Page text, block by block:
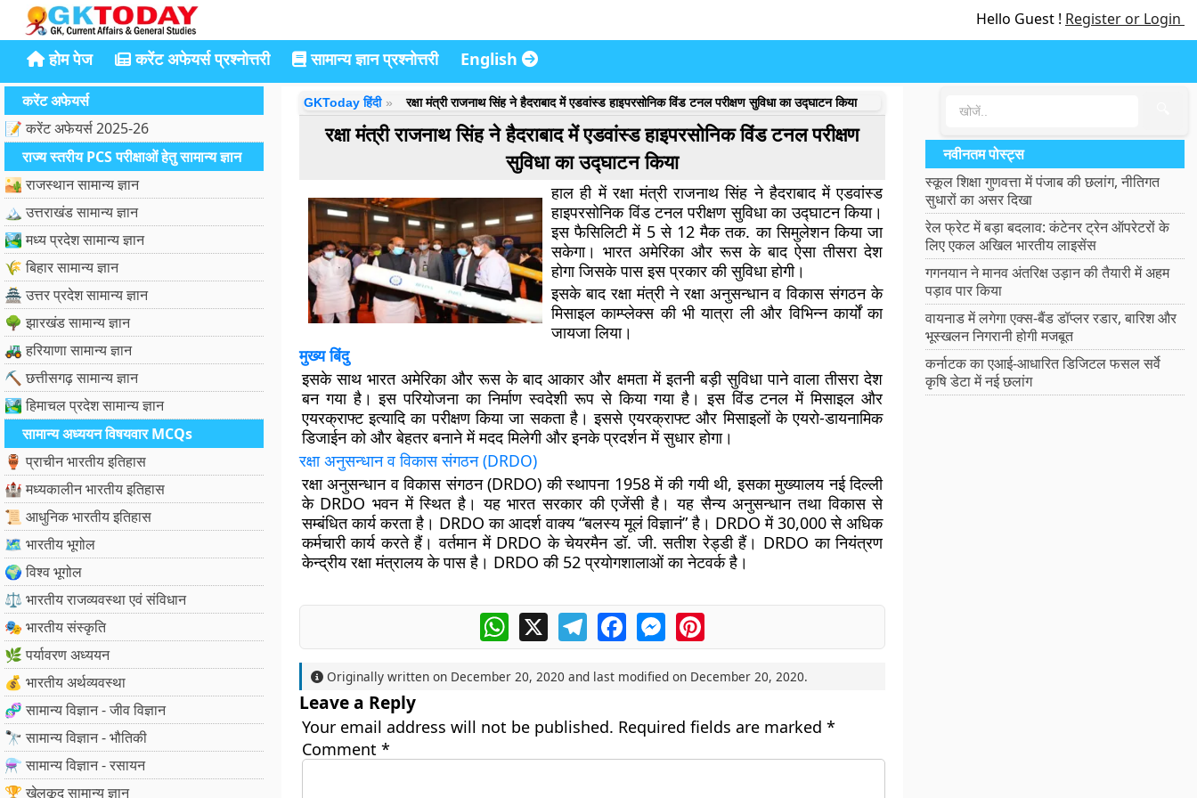
Hello Guest ! Register or Login
होम पेज करेंट अफेयर्स प्रश्नोत्तरी सामान्य ज्ञान प्रश्नोत्तरी English
करेंट अफेयर्स
📝 करेंट अफेयर्स 2025-26
राज्य स्तरीय PCS परीक्षाओं हेतु सामान्य ज्ञान
🏜️ राजस्थान सामान्य ज्ञान
🏔️ उत्तराखंड सामान्य ज्ञान
🏞️ मध्य प्रदेश सामान्य ज्ञान
🌾 बिहार सामान्य ज्ञान
🏯 उत्तर प्रदेश सामान्य ज्ञान
🌳 झारखंड सामान्य ज्ञान
🚜 हरियाणा सामान्य ज्ञान
⛏️ छत्तीसगढ़ सामान्य ज्ञान
🏞️ हिमाचल प्रदेश सामान्य ज्ञान
सामान्य अध्ययन विषयवार MCQs
🏺 प्राचीन भारतीय इतिहास
🏰 मध्यकालीन भारतीय इतिहास
📜 आधुनिक भारतीय इतिहास
🗺️ भारतीय भूगोल
🌍 विश्व भूगोल
⚖️ भारतीय राजव्यवस्था एवं संविधान
🎭 भारतीय संस्कृति
🌿 पर्यावरण अध्ययन
💰 भारतीय अर्थव्यवस्था
🧬 सामान्य विज्ञान - जीव विज्ञान
🔭 सामान्य विज्ञान - भौतिकी
⚗️ सामान्य विज्ञान - रसायन
🏆 खेलकूद सामान्य ज्ञान
GKToday हिंदी रक्षा मंत्री राजनाथ सिंह ने हैदराबाद में एडवांस्ड हाइपरसोनिक विंड टनल परीक्षण सुविधा का उद्घाटन किया
रक्षा मंत्री राजनाथ सिंह ने हैदराबाद में एडवांस्ड हाइपरसोनिक विंड टनल परीक्षण
सुविधा का उद्घाटन किया
हाल ही में रक्षा मंत्री राजनाथ सिंह ने हैदराबाद में एडवांस्ड
हाइपरसोनिक विंड टनल परीक्षण सुविधा का उद्घाटन किया।
इस फैसिलिटी में 5 से 12 मैक तक. का सिमुलेशन किया जा
सकेगा। भारत अमेरिका और रूस के बाद ऐसा तीसरा देश
होगा जिसके पास इस प्रकार की सुविधा होगी।
इसके बाद रक्षा मंत्री ने रक्षा अनुसन्धान व विकास संगठन के
मिसाइल काम्प्लेक्स की भी यात्रा ली और विभिन्न कार्यों का
जायजा लिया।
मुख्य बिंदु
इसके साथ भारत अमेरिका और रूस के बाद आकार और क्षमता में इतनी बड़ी सुविधा पाने वाला तीसरा देश
बन गया है। इस परियोजना का निर्माण स्वदेशी रूप से किया गया है। इस विंड टनल में मिसाइल और
एयरक्राफ्ट इत्यादि का परीक्षण किया जा सकता है। इससे एयरक्राफ्ट और मिसाइलों के एयरो-डायनामिक
डिजाईन को और बेहतर बनाने में मदद मिलेगी और इनके प्रदर्शन में सुधार होगा।
रक्षा अनुसन्धान व विकास संगठन (DRDO)
रक्षा अनुसन्धान व विकास संगठन (DRDO) की स्थापना 1958 में की गयी थी, इसका मुख्यालय नई दिल्ली
के DRDO भवन में स्थित है। यह भारत सरकार की एजेंसी है। यह सैन्य अनुसन्धान तथा विकास से
सम्बंधित कार्य करता है। DRDO का आदर्श वाक्य “बलस्य मूलं विज्ञानं” है। DRDO में 30,000 से अधिक
कर्मचारी कार्य करते हैं। वर्तमान में DRDO के चेयरमैन डॉ. जी. सतीश रेड्डी हैं। DRDO का नियंत्रण
केन्द्रीय रक्षा मंत्रालय के पास है। DRDO की 52 प्रयोगशालाओं का नेटवर्क है।
WhatsApp
X TelegramFacebookMessengerPinterest
Originally written on December 20, 2020 and last modified on December 20, 2020.
Leave a Reply
Your email address will not be published. Required fields are marked *
Comment *
नवीनतम पोस्ट्स
स्कूल शिक्षा गुणवत्ता में पंजाब की छलांग, नीतिगत
सुधारों का असर दिखा
रेल फ्रेट में बड़ा बदलाव: कंटेनर ट्रेन ऑपरेटरों के
लिए एकल अखिल भारतीय लाइसेंस
गगनयान ने मानव अंतरिक्ष उड़ान की तैयारी में अहम
पड़ाव पार किया
वायनाड में लगेगा एक्स-बैंड डॉप्लर रडार, बारिश और
भूस्खलन निगरानी होगी मजबूत
कर्नाटक का एआई-आधारित डिजिटल फसल सर्वे
कृषि डेटा में नई छलांग